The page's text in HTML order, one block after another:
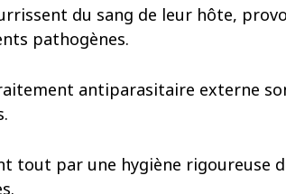
du sang de leur hôte,
pathogènes.
antiparasitaire externe
tout par une hygiène rigoureuse